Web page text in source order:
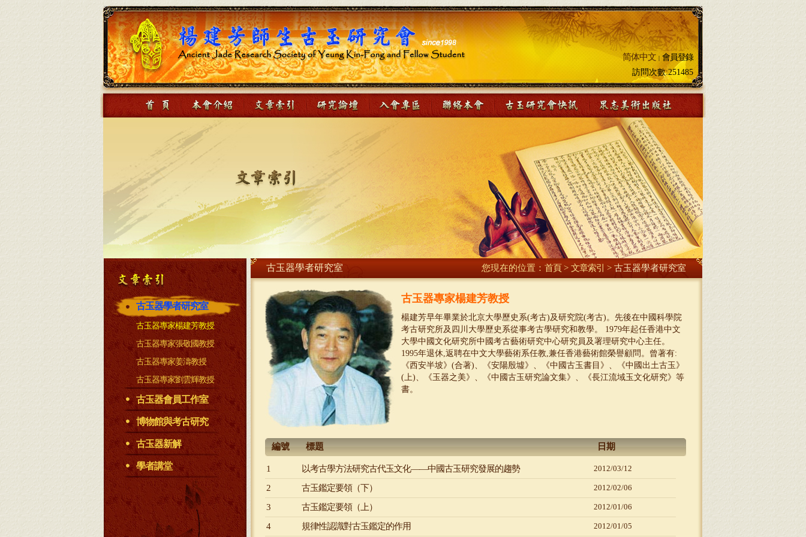
简体中文 | 會員登錄
訪問次數:251485
古玉器學者研究室
古玉器專家楊建芳教授
古玉器專家張敬國教授
古玉器專家姜濤教授
古玉器專家劉雲輝教授
古玉器會員工作室
博物館與考古研究
古玉器新解
學者講堂
古玉器學者研究室 您現在的位置： 首頁> 文章索引 > 古玉器學者研究室
古玉器專家楊建芳教授
楊建芳早年畢業於北京大學歷史系(考古)及研究院(考古)。先後在中國科學院
考古研究所及四川大學歷史系從事考古學研究和教學。 1979年起任香港中文
大學中國文化研究所中國考古藝術研究中心研究員及署理研究中心主任。
1995年退休,返聘在中文大學藝術系任教,兼任香港藝術館榮譽顧問。曾著有:
《西安半坡》(合著)、《安陽殷墟》、《中國古玉書目》、《中國出土古玉》
(上)、《玉器之美》、《中國古玉研究論文集》、《長江流域玉文化研究》等
書。
編號 標題 日期
1 以考古學方法研究古代玉文化——中國古玉研究發展的趨勢 2012/03/12
2 古玉鑑定要領（下） 2012/02/06
3 古玉鑑定要領（上） 2012/01/06
4 規律性認識對古玉鑑定的作用 2012/01/05